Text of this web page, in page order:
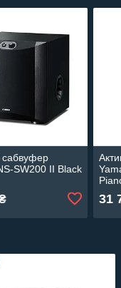
сабвуфер
SW200 II Black
31